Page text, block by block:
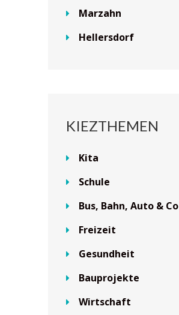
Marzahn
Hellersdorf
KIEZTHEMEN
Kita
Schule
Bus, Bahn, Auto & Co
Freizeit
Gesundheit
Bauprojekte
Wirtschaft